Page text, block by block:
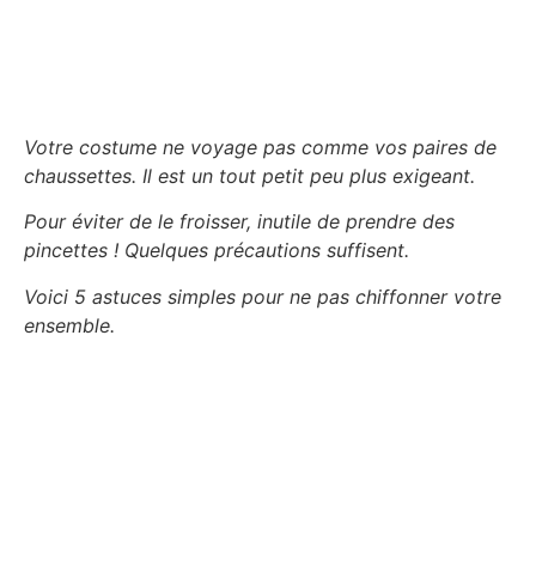
Votre costume ne voyage pas comme vos paires de
chaussettes. Il est un tout petit peu plus exigeant.
Pour éviter de le froisser, inutile de prendre des
pincettes ! Quelques précautions suffisent.
Voici 5 astuces simples pour ne pas chiffonner votre
ensemble.